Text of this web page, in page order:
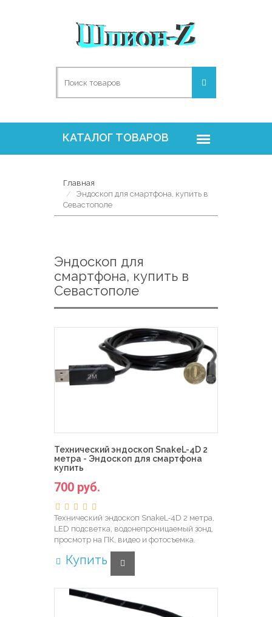
Главная
Эндоскоп для смартфона, купить в
Севастополе
Эндоскоп для
смартфона, купить в
Севастополе
Технический эндоскоп SnakeL-4D 2
метра - Эндоскоп для смартфона
купить
700 руб.
Технический эндоскоп SnakeL-4D 2 метра,
LED подсветка, водонепроницаемый зонд,
просмотр на ПК, видео и фотосъемка.
Купить